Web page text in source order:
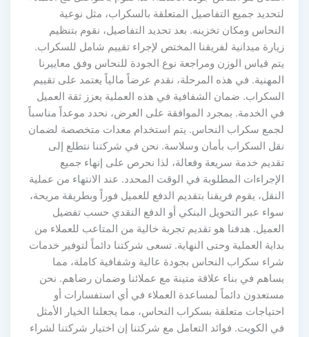
لتحديد جميع التفاصيل المتعلقة بالسكراب، مثل نوعية
النحاس ومكان تخزينه. بعد تحديد التفاصيل، نقوم بتنظيم
زيارة ميدانية لفريقنا المختص لإجراء تقييم شامل للسكراب.
يتم قياس الوزن ومراجعة نوع الجودة للنحاس وفق معاييرنا
المهنية. في هذه المرحلة، نقدم عرضاً مالياً يعتمد على تقييم
السكراب. ضمان الشفافية في هذه العملية يعزز ثقة العميل
في الخدمة. بمجرد الموافقة على العرض، نحدد موعداً مناسباً
لجمع سكراب النحاس. يتم استخدام معدات متخصصة لضمان
نقل السكراب بأمان وسلاسة. نحن في شركتنا نتطلع إلى
تقديم خدمة سريعة وفعالة، لذا نحرص على إنهاء جميع
الإجراءات المطلوبة في الوقت المحدد. عند الانتهاء من عملية
النقل، يقوم فريقنا بتقديم الدفع للعميل فوراً وبطريقة مريحة،
سواء عبر التحويل البنكي أو الدفع النقدي حسب تفضيل
العميل. هدفنا هو تقديم تجربة خالية من المتاعب للعملاء من
بداية العملية وحتى النهاية. تسعى شركتنا دائماً لتوفير خدمات
شراء سكراب النحاس بجودة عالية وشفافية كاملة، مما
يساهم في بناء علاقة متينة مع عملائنا وضمان رضاهم. نحن
مستعدون دائماً لمساعدة العملاء في أي استفسارات أو
احتياجات متعلقة بسكراب النحاس، مما يجعلنا الخيار الأمثل
في الكويت. فوائد التعامل مع شركتنا إن اختيار شركتنا لشراء